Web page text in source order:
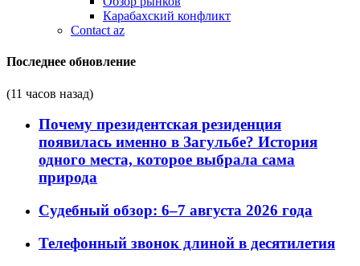
Карабахский конфликт
Contact az
Последнее обновление
(11 часов назад)
Почему президентская резиденция
появилась именно в Загульбе? История
одного места, которое выбрала сама
природа
Судебный обзор: 6–7 августа 2026 года
Телефонный звонок длиной в десятилетия